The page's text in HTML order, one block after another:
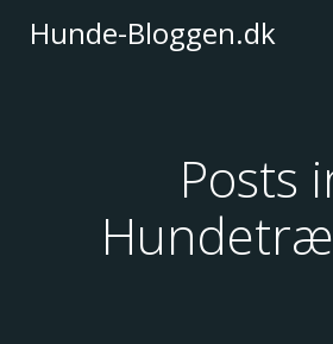
til
Hunde-Bloggen.dk
Posts